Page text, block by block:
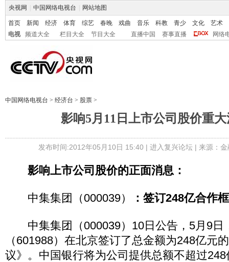
央视网 中国网络电视台 网站地图
首页 新闻 经济 体育 综艺 春晚 戏曲 音乐 科教 青少 文化
艺术
电视
频道大全 栏目大全 节目大全 直播中国 赛事直播 网络
中国网络电视台 > 经济台 > 股票 >
影响5月11日上市公司股价重
发布时间:2012年05月10日 15:40 | 进入复兴论坛| 来源：
影响上市公司股价的正面消息：
中集集团（000039） ：签订248亿合作
中集集团（000039）10日公告，5月9日
（601988）在北京签订了总金额为248亿元
议》。中国银行将为公司提供总额不超过